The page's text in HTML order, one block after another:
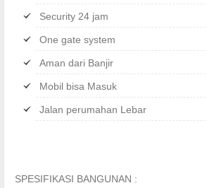
Security 24 jam
One gate system
Aman dari Banjir
Mobil bisa Masuk
Jalan perumahan Lebar
SPESIFIKASI BANGUNAN :